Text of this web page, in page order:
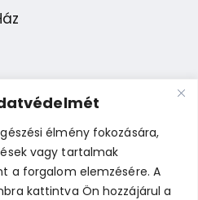
élmény fokozására,
vagy tartalmak
a forgalom elemzésére. A
kattintva Ön hozzájárul a